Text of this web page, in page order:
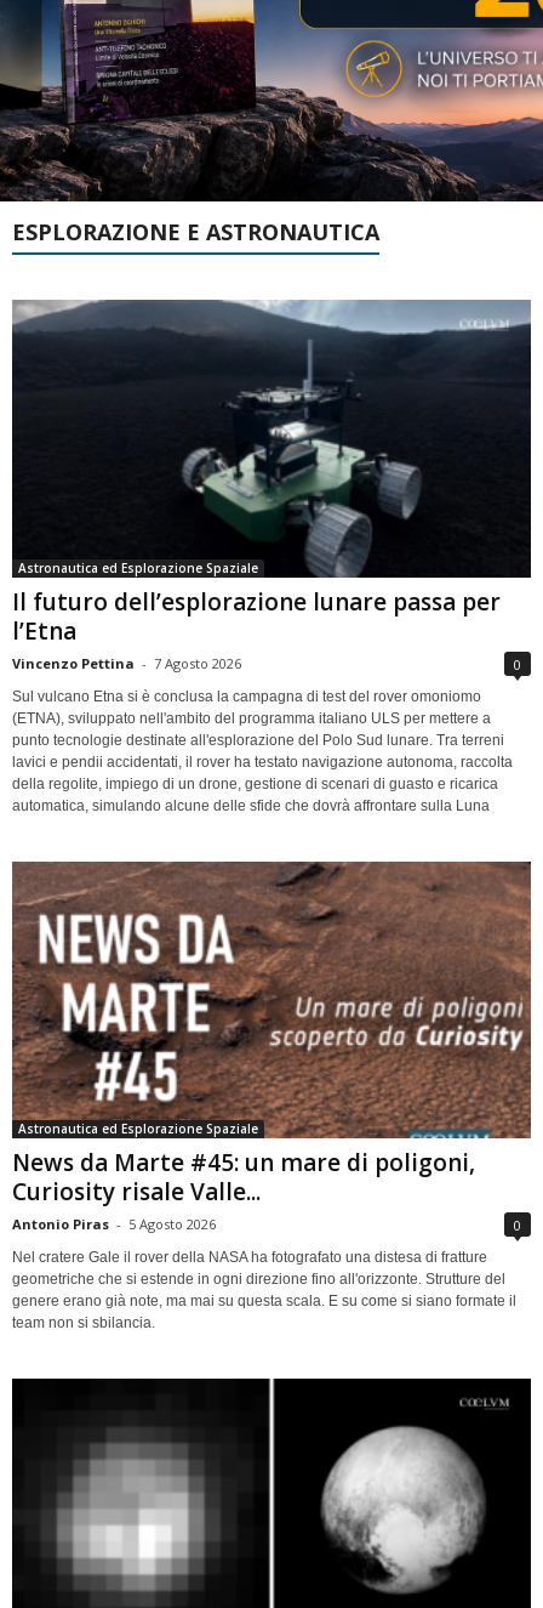
ESPLORAZIONE E ASTRONAUTICA
Astronautica ed Esplorazione Spaziale
Il futuro dell’esplorazione lunare passa per
l’Etna
Vincenzo Pettina - 7 Agosto 2026 0
Sul vulcano Etna si è conclusa la campagna di test del rover omoniomo
(ETNA), sviluppato nell'ambito del programma italiano ULS per mettere a
punto tecnologie destinate all'esplorazione del Polo Sud lunare. Tra terreni
lavici e pendii accidentati, il rover ha testato navigazione autonoma, raccolta
della regolite, impiego di un drone, gestione di scenari di guasto e ricarica
automatica, simulando alcune delle sfide che dovrà affrontare sulla Luna
Astronautica ed Esplorazione Spaziale
News da Marte #45: un mare di poligoni,
Curiosity risale Valle...
Antonio Piras - 5 Agosto 2026 0
Nel cratere Gale il rover della NASA ha fotografato una distesa di fratture
geometriche che si estende in ogni direzione fino all'orizzonte. Strutture del
genere erano già note, ma mai su questa scala. E su come si siano formate il
team non si sbilancia.